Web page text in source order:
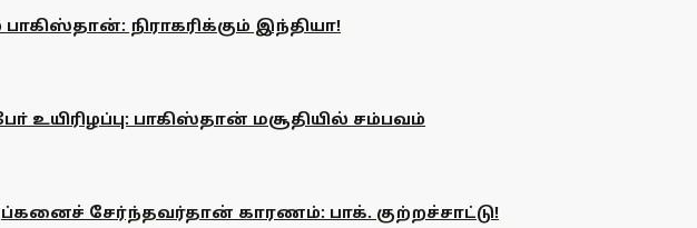
பாகிஸ்தான்: நிராகரிக்கும் இந்தியா!
பாகிஸ்தான் மசூதியில் சம்பவம்
சேர்ந்தவர்தான் காரணம்: பாக். குற்றச்சாட்டு!